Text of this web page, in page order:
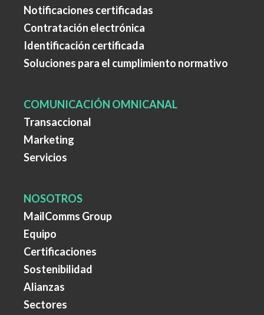
Notificaciones certificadas
Contratación electrónica
Identificación certificada
Soluciones para el cumplimiento normativo
COMUNICACIÓN OMNICANAL
Transaccional
Marketing
Servicios
NOSOTROS
MailComms Group
Equipo
Certificaciones
Sostenibilidad
Alianzas
Sectores